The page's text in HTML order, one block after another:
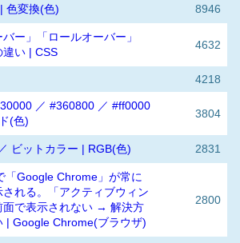
色変換(色) 8946
バー」「ロールオーバー」
違い | CSS
4632
4218
／ #360800 ／ #ff0000
(色)
3804
ビットカラー | RGB(色) 2831
「Google Chrome」が常に
れる。「アクティブウィン
面で表示されない → 解決方
| Google Chrome(ブラウザ)
2800